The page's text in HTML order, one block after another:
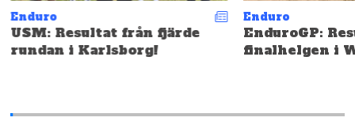
Enduro
USM: Resultat från fjärde
rundan i Karlsborg!
Enduro
EnduroGP:
finalhelgen i